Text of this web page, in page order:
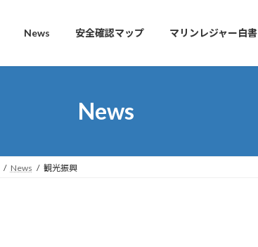
News 安全確認マップ マリンレジャー白書
News
News 観光振興